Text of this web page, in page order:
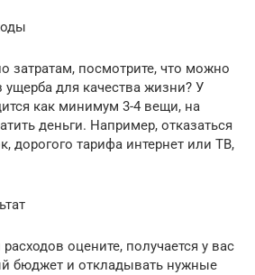
затратам, посмотрите, что можно
ущерба для качества жизни? У
как минимум 3-4 вещи, на
деньги. Например, отказаться
дорогого тарифа интернет или ТВ,
оцените, получается у вас
бюджет и откладывать нужные